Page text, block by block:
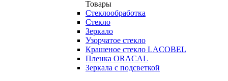
Товары
Стеклообработка
Стекло
Зеркало
Узорчатое стекло
Крашеное стекло LACOBEL
Пленка ORACAL
Зеркала с подсветкой